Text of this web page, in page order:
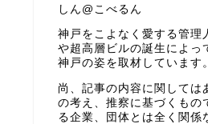
しん@こべるん
神戸をこよなく愛する管理
や超高層ビルの誕生によっ
神戸の姿を取材しています。
尚、記事の内容に関しては
の考え、推察に基づくもの
る企業、団体とは全く関係